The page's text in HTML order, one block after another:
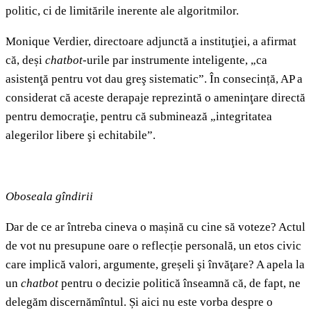
politic, ci de limitările inerente ale algoritmilor.
Monique Verdier, directoare adjunctă a instituţiei, a afirmat
că, deși chatbot-urile par instrumente inteligente, „ca
asistenţă pentru vot dau greş sistematic”. În consecință, AP a
considerat că aceste derapaje reprezintă o ameninţare directă
pentru democraţie, pentru că subminează „integritatea
alegerilor libere şi echitabile”.
Oboseala gîndirii
Dar de ce ar întreba cineva o mașină cu cine să voteze? Actul
de vot nu presupune oare o reflecție personală, un etos civic
care implică valori, argumente, greșeli şi învăţare? A apela la
un chatbot pentru o decizie politică înseamnă că, de fapt, ne
delegăm discernămîntul. Și aici nu este vorba despre o